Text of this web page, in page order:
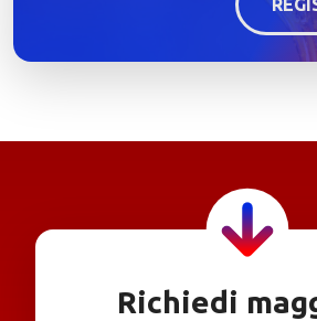
Richiedi